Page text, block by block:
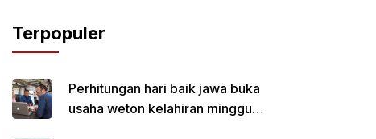
Terpopuler
Perhitungan hari baik jawa buka
usaha weton kelahiran minggu